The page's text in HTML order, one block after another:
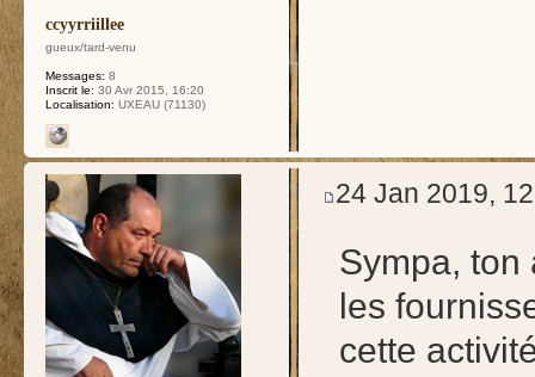
ccyyrriillee
gueux/tard-venu
Messages: 8
Inscrit le: 30 Avr 2015, 16:20
Localisation: UXEAU (71130)
24 Jan 2019,
Sympa, ton
les
cette